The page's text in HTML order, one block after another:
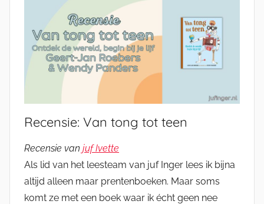
Recensie: Van tong tot teen
Recensie van juf Ivette
Als lid van het leesteam van juf Inger lees ik bijna
altijd alleen maar prentenboeken. Maar soms
komt ze met een boek waar ik écht geen nee